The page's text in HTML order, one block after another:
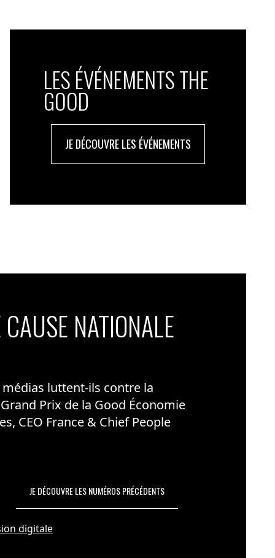
LES ÉVÉNEMENTS THE
GOOD
JE DÉCOUVRE LES ÉVÉNEMENTS
NATIONALE
luttent-ils contre la
Prix de la Good Économie
CEO France & Chief People
JE DÉCOUVRE LES NUMÉROS PRÉCÉDENTS
digitale